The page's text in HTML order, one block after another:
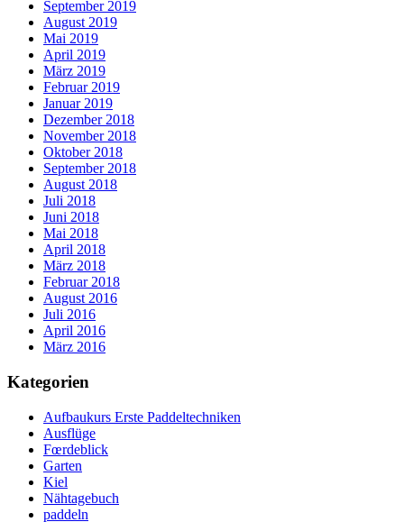
September 2019
August 2019
Mai 2019
April 2019
März 2019
Februar 2019
Januar 2019
Dezember 2018
November 2018
Oktober 2018
September 2018
August 2018
Juli 2018
Juni 2018
Mai 2018
April 2018
März 2018
Februar 2018
August 2016
Juli 2016
April 2016
März 2016
Kategorien
Aufbaukurs Erste Paddeltechniken
Ausflüge
Fœrdeblick
Garten
Kiel
Nähtagebuch
paddeln